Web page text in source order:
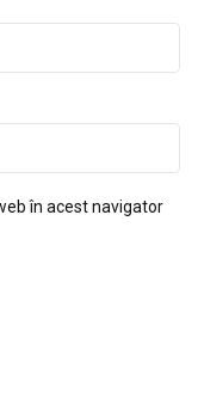
în acest navigator